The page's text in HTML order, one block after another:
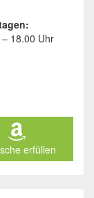
18.00 Uhr
erfüllen